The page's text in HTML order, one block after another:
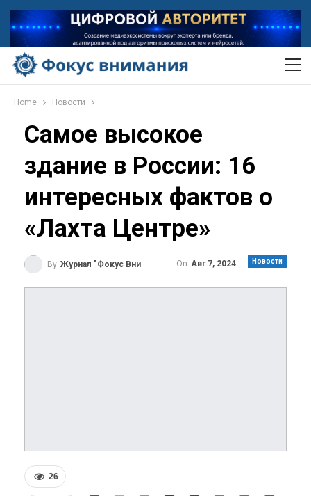
Home Новости
Самое высокое
здание в России: 16
интересных фактов о
«Лахта Центре»
Новости
By Журнал "Фокус Внимания" On Авг 7, 2024
26